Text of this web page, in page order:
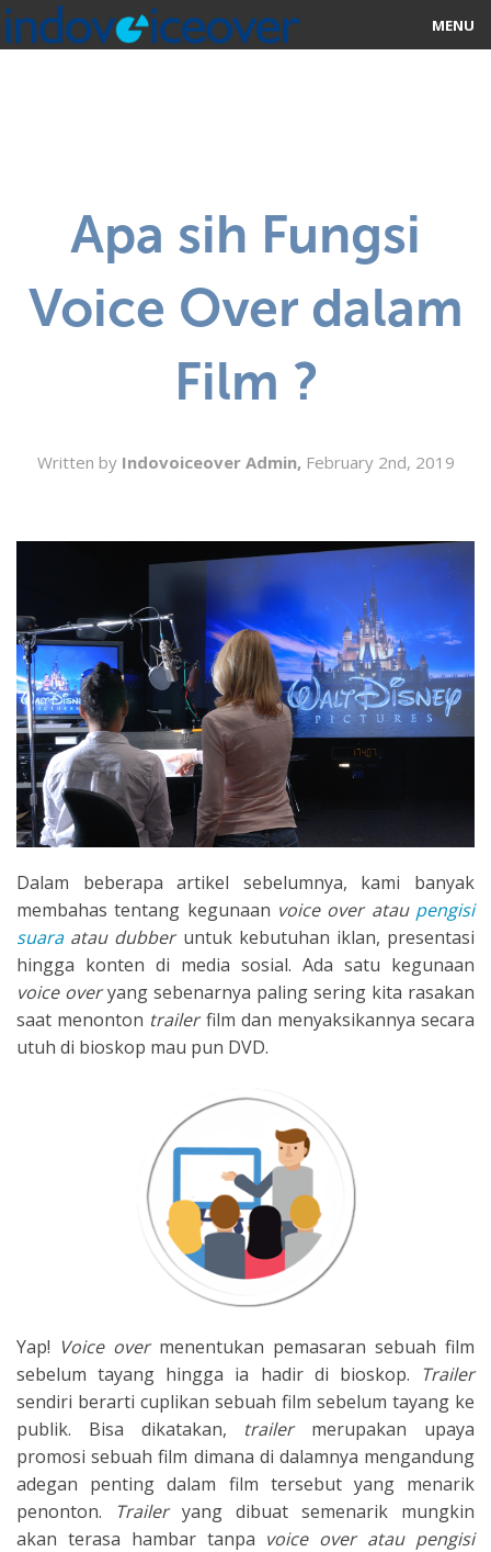
MENU
ABOUT US
STUDIOS
Apa sih Fungsi
Voice Over dalam
Film ?
Written by Indovoiceover Admin, February 2nd, 2019
Dalam beberapa artikel sebelumnya, kami banyak
membahas tentang kegunaan voice over atau pengisi
suaraatau dubber untuk kebutuhan iklan, presentasi
hingga konten di media sosial. Ada satu kegunaan
voice overyang sebenarnya paling sering kita rasakan
saat menonton trailerfilm dan menyaksikannya secara
utuh di bioskop mau pun DVD.
Yap! Voice over menentukan pemasaran sebuah film
sebelum tayang hingga ia hadir di bioskop. Trailer
sendiri berarti cuplikan sebuah film sebelum tayang ke
publik. Bisa dikatakan, trailer merupakan upaya
promosi sebuah film dimana di dalamnya mengandung
adegan penting dalam film tersebut yang menarik
penonton. Trailer yang dibuat semenarik mungkin
akan terasa hambar tanpa voice over atau pengisi